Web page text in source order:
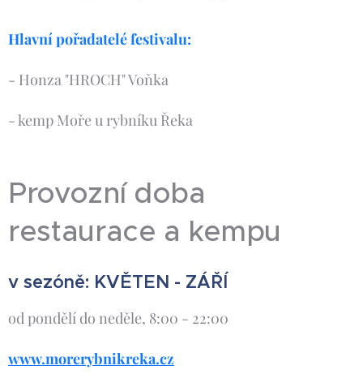
Hlavní pořadatelé festivalu:
- Honza "HROCH" Voňka
- kemp Moře u rybníku Řeka
Provozní doba
restaurace a kempu
v sezóně: KVĚTEN - ZÁŘÍ
od pondělí do neděle, 8:00 - 22:00
www.morerybnikreka.cz